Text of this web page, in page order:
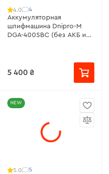
4.0 4
Аккумуляторная
шлифмашина Dnipro-M
DGA-400SBC (без АКБ и
5 400 ₴
NEW
5.0 5